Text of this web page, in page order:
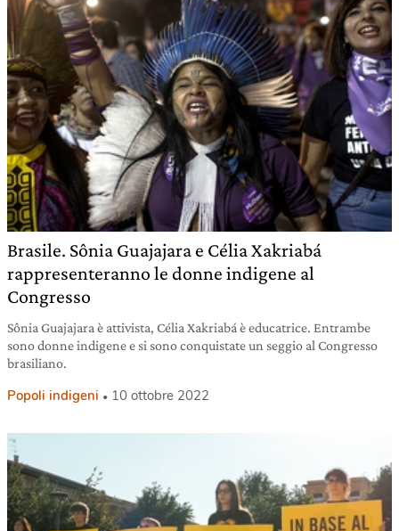
Brasile. Sônia Guajajara e Célia Xakriabá
rappresenteranno le donne indigene al
Congresso
Sônia Guajajara è attivista, Célia Xakriabá è educatrice. Entrambe
sono donne indigene e si sono conquistate un seggio al Congresso
brasiliano.
Popoli indigeni 10 ottobre 2022